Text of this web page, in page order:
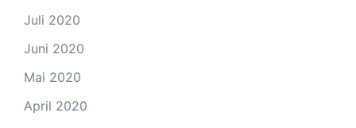
Juli 2020
Juni 2020
Mai 2020
April 2020